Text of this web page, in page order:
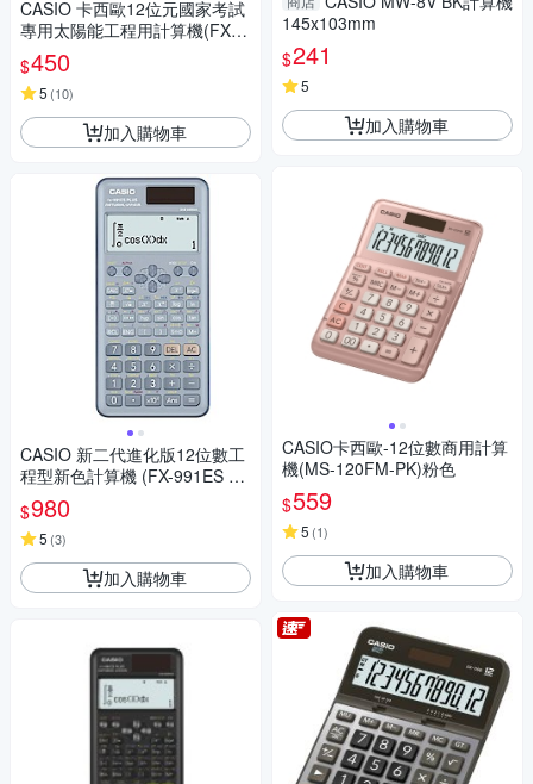
CASIO 卡西歐12位元國家考試
專用太陽能工程用計算機(FX-8
2SOLARII)
$450
5 (10)
加入購物車
CASIO 新二代進化版12位數工
程型新色計算機 (FX-991ES PL
US-2-BU)藍色
$980
5 (3)
加入購物車
145x103mm
$241
5
加入購物車
CASIO卡西歐-12位數商用計算
機(MS-120FM-PK)粉色
$559
5 (1)
加入購物車